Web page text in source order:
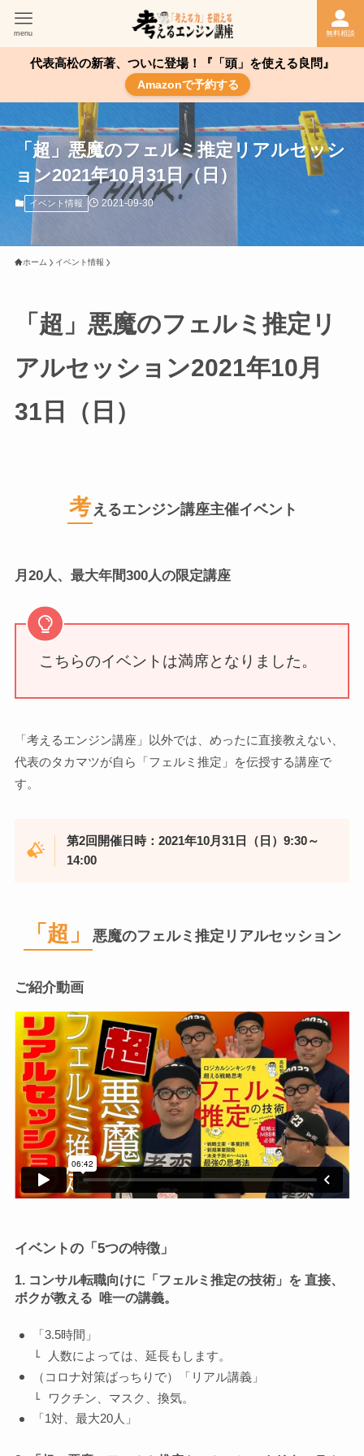
無料相談
menu
代表高松の新著、ついに登場！『「頭」を使える良問』
Amazonで予約する
「超」悪魔のフェルミ推定リアルセッシ
ョン2021年10月31日（日）
イベント情報 2021-09-30
ホーム イベント情報
「超」悪魔のフェルミ推定リ
アルセッション2021年10月
31日（日）
考 えるエンジン講座主催イベント
月20人、最大年間300人の限定講座
こちらのイベントは満席となりました。
「考えるエンジン講座」以外では、めったに直接教えない、
代表のタカマツが自ら「フェルミ推定」を伝授する講座で
す。
第2回開催日時：2021年10月31日（日）9:30～
14:00
「超」 悪魔のフェルミ推定リアルセッション
ご紹介動画
イベントの「5つの特徴」
1. コンサル転職向けに「フェルミ推定の技術」を 直接、
ボクが教える 唯一の講義。
「3.5時間」
人数によっては、延長もします。
（コロナ対策ばっちりで）「リアル講義」
ワクチン、マスク、換気。
「1対、最大20人」